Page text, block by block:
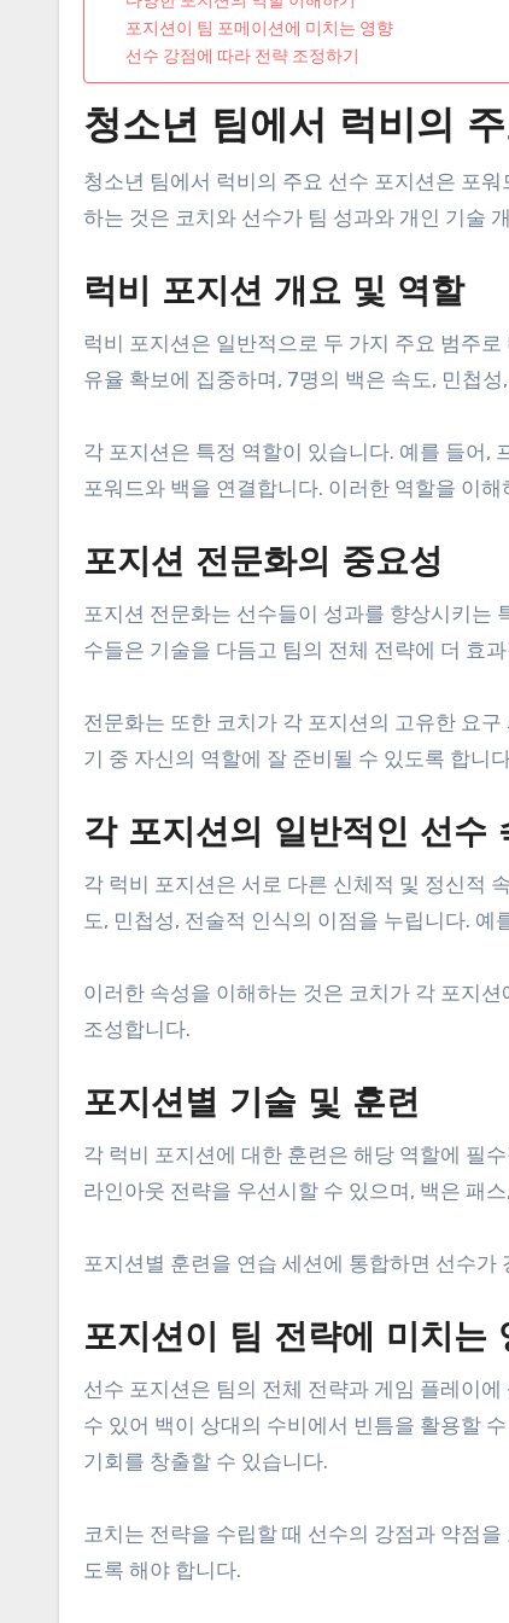
포지션이 팀 포메이션에 미치는 영향
선수 강점에 따라 전략 조정하기
청소년 팀에서 럭비의
청소년 팀에서 럭비의 주요 선수 포지션은 포
하는 것은 코치와 선수가 팀 성과와 개인 기술
럭비 포지션 개요 및 역할
럭비 포지션은 일반적으로 두 가지 주요 범주
유율 확보에 집중하며, 7명의 백은 속도, 민첩
각 포지션은 특정 역할이 있습니다. 예를 들어,
포워드와 백을 연결합니다. 이러한 역할을 이
포지션 전문화의 중요성
포지션 전문화는 선수들이 성과를 향상시키는
수들은 기술을 다듬고 팀의 전체 전략에 더 효
전문화는 또한 코치가 각 포지션의 고유한 요
기 중 자신의 역할에 잘 준비될 수 있도록 합니
각 포지션의 일반적인 선수
각 럭비 포지션은 서로 다른 신체적 및 정신적
도, 민첩성, 전술적 인식의 이점을 누립니다.
이러한 속성을 이해하는 것은 코치가 각 포지
조성합니다.
포지션별 기술 및 훈련
각 럭비 포지션에 대한 훈련은 해당 역할에 필
라인아웃 전략을 우선시할 수 있으며, 백은 패
포지션별 훈련을 연습 세션에 통합하면 선수
포지션이 팀 전략에 미치는
선수 포지션은 팀의 전체 전략과 게임 플레이
수 있어 백이 상대의 수비에서 빈틈을 활용할
기회를 창출할 수 있습니다.
코치는 전략을 수립할 때 선수의 강점과 약점
도록 해야 합니다.